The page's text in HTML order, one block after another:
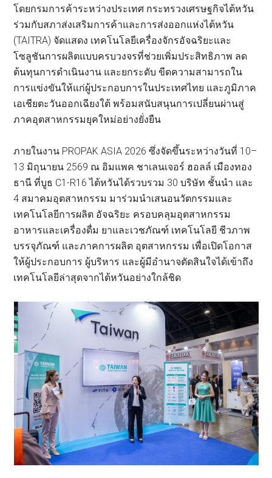
โดยกรมการค้าระหว่างประเทศ กระทรวงเศรษฐกิจไต้หวัน
ร่วมกับสภาส่งเสริมการค้าและการส่งออกแห่งไต้หวัน
(TAITRA) จัดแสดง เทคโนโลยีเครื่องจักรอัจฉริยะและ
โซลูชันการผลิตแบบครบวงจรที่ช่วยเพิ่มประสิทธิภาพ ลด
ต้นทุนการดำเนินงาน และยกระดับ ขีดความสามารถใน
การแข่งขันให้แก่ผู้ประกอบการในประเทศไทย และภูมิภาค
เอเชียตะวันออกเฉียงใต้ พร้อมสนับสนุนการเปลี่ยนผ่านสู่
ภาคอุตสาหกรรมยุคใหม่อย่างยั่งยืน
ภายในงาน PROPAK ASIA 2026 ซึ่งจัดขึ้นระหว่างวันที่ 10–
13 มิถุนายน 2569 ณ อิมแพค ชาเลนเจอร์ ฮอลล์ เมืองทอง
ธานี ที่บูธ C1-R16 ไต้หวันได้รวบรวม 30 บริษัท ชั้นนำ และ
4 สมาคมอุตสาหกรรม มาร่วมนำเสนอนวัตกรรมและ
เทคโนโลยีการผลิต อัจฉริยะ ครอบคลุมอุตสาหกรรม
อาหารและเครื่องดื่ม ยาและเวชภัณฑ์ เทคโนโลยี ชีวภาพ
บรรจุภัณฑ์ และภาคการผลิต อุตสาหกรรม เพื่อเปิดโอกาส
ให้ผู้ประกอบการ ผู้บริหาร และผู้มีอำนาจตัดสินใจได้เข้าถึง
เทคโนโลยีล่าสุดจากไต้หวันอย่างใกล้ชิด